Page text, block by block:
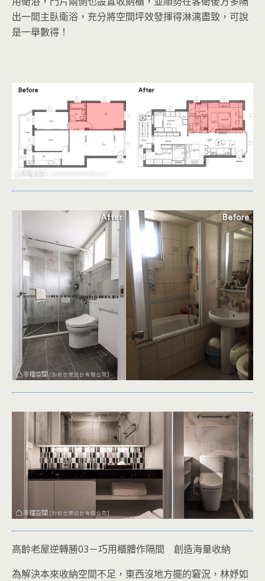
出一間主臥衛浴，充分將空間坪效發揮得淋漓盡致，可說
是一舉數得！
高齡老屋逆轉勝03－巧用櫃體作隔間 創造海量收納
為解決本來收納空間不足，東西沒地方擺的窘況，林妤如